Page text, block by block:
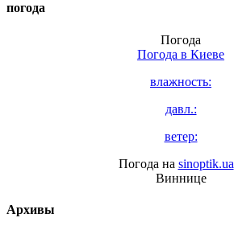
погода
Погода
Погода в Киеве
влажность:
давл.:
ветер:
Погода на sinoptik.ua
Виннице
Архивы